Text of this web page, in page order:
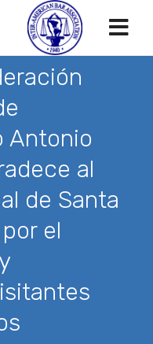
Antonio
al
de Santa
el